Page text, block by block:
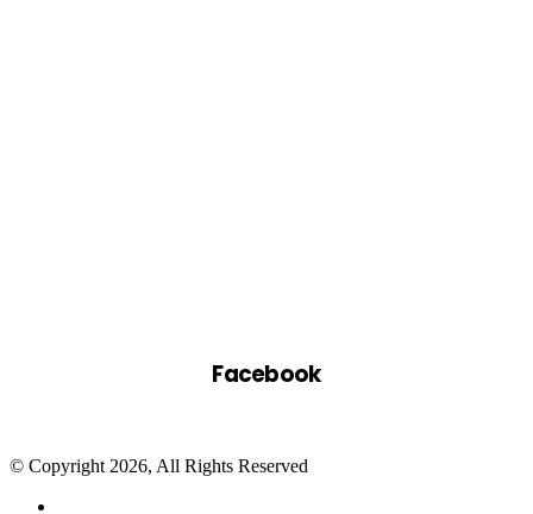
Facebook
© Copyright 2026, All Rights Reserved